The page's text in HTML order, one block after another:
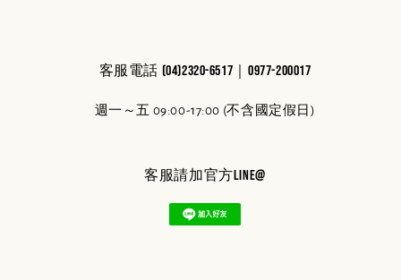
客服電話 (04)2320-6517｜0977-200017
週一～五 09:00-17:00 (不含國定假日)
客服請加官方line@